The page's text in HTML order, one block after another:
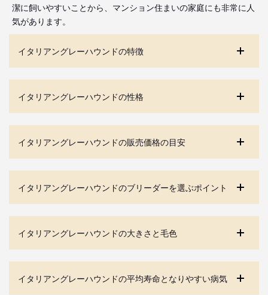
潔に飼いやすいことから、マンション住まいの家庭にも非常に人
気があります。
イタリアングレーハウンドの特徴
イタリアングレーハウンドの性格
イタリアングレーハウンドの販売価格の目安
イタリアングレーハウンドのブリーダーを選ぶポイント
イタリアングレーハウンドの大きさと毛色
イタリアングレーハウンドの平均寿命となりやすい病気